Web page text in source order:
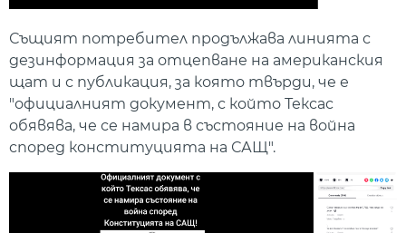
Същият потребител продължава линията с
дезинформация за отцепване на американския
щат и с публикация, за която твърди, че е
"официалният документ, с който Тексас
обявява, че се намира в състояние на война
според конституцията на САЩ".